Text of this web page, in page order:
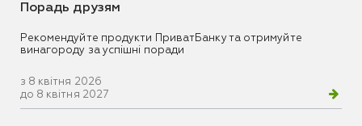
Порадь друзям
Рекомендуйте продукти ПриватБанку та отримуйте
винагороду за успішні поради
з 8 квітня 2026
до 8 квітня 2027